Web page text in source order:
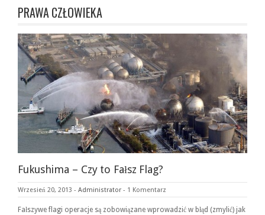
PRAWA CZŁOWIEKA
Fukushima – Czy to Fałsz Flag?
Wrzesień 20, 2013 - Administrator - 1 Komentarz
Fałszywe flagi operacje są zobowiązane wprowadzić w błąd (zmylić) jak